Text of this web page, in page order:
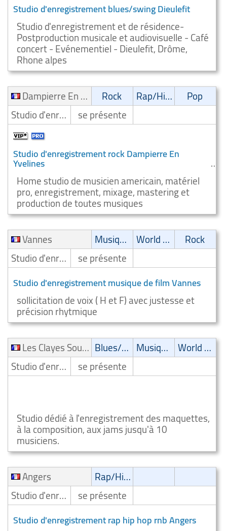
Studio d'enregistrement blues/swing Dieulefit
Studio d'enregistrement et de résidence-
Postproduction musicale et audiovisuelle - Café
concert - Evénementiel - Dieulefit, Drôme,
Rhone alpes
Dampierre En Yvelines
Rock Rap/Hip-Hop/RnB
Pop
Studio d'enregistrement
se présente
Studio d'enregistrement rock Dampierre En
Yvelines
Home studio de musicien americain, matériel
pro, enregistrement, mixage, mastering et
production de toutes musiques
Vannes
Musique de film World Music
Rock
Studio d'enregistrement
se présente
Studio d'enregistrement musique de film Vannes
sollicitation de voix ( H et F) avec justesse et
précision rhytmique
Les Clayes Sous Bois
Blues/Swing Musique de film
World Music
Studio d'enregistrement
se présente
Studio dédié à l'enregistrement des maquettes,
à la composition, aux jams jusqu'à 10
musiciens.
Angers
Rap/Hip-Hop/RnB
Studio d'enregistrement
se présente
Studio d'enregistrement rap hip hop rnb Angers